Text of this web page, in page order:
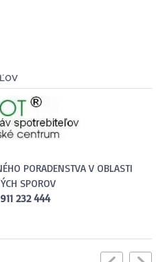
PORADENSTVA V OBLASTI
SPOROV
232 444